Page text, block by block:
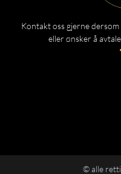
Kontakt oss gjerne
eller ønsker å
© alle